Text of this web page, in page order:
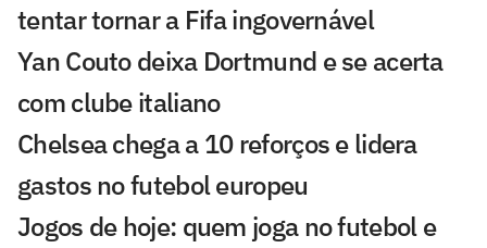
tentar tornar a Fifa ingovernável
Yan Couto deixa Dortmund e se acerta
com clube italiano
Chelsea chega a 10 reforços e lidera
gastos no futebol europeu
Jogos de hoje: quem joga no futebol e